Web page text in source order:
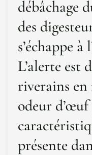
débâchage
des
s’échappe à
L’alerte est
riverains
odeur
présente